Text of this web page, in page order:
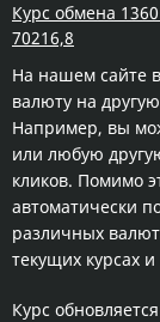
Курс обмена
70216,8
На нашем сайте
валюту на
Например, вы
или любую
кликов. Помимо
автоматически
различных
текущих курсах
Курс